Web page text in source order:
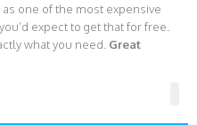
one of the most expensive
expect to get that for free.
what you need. Great